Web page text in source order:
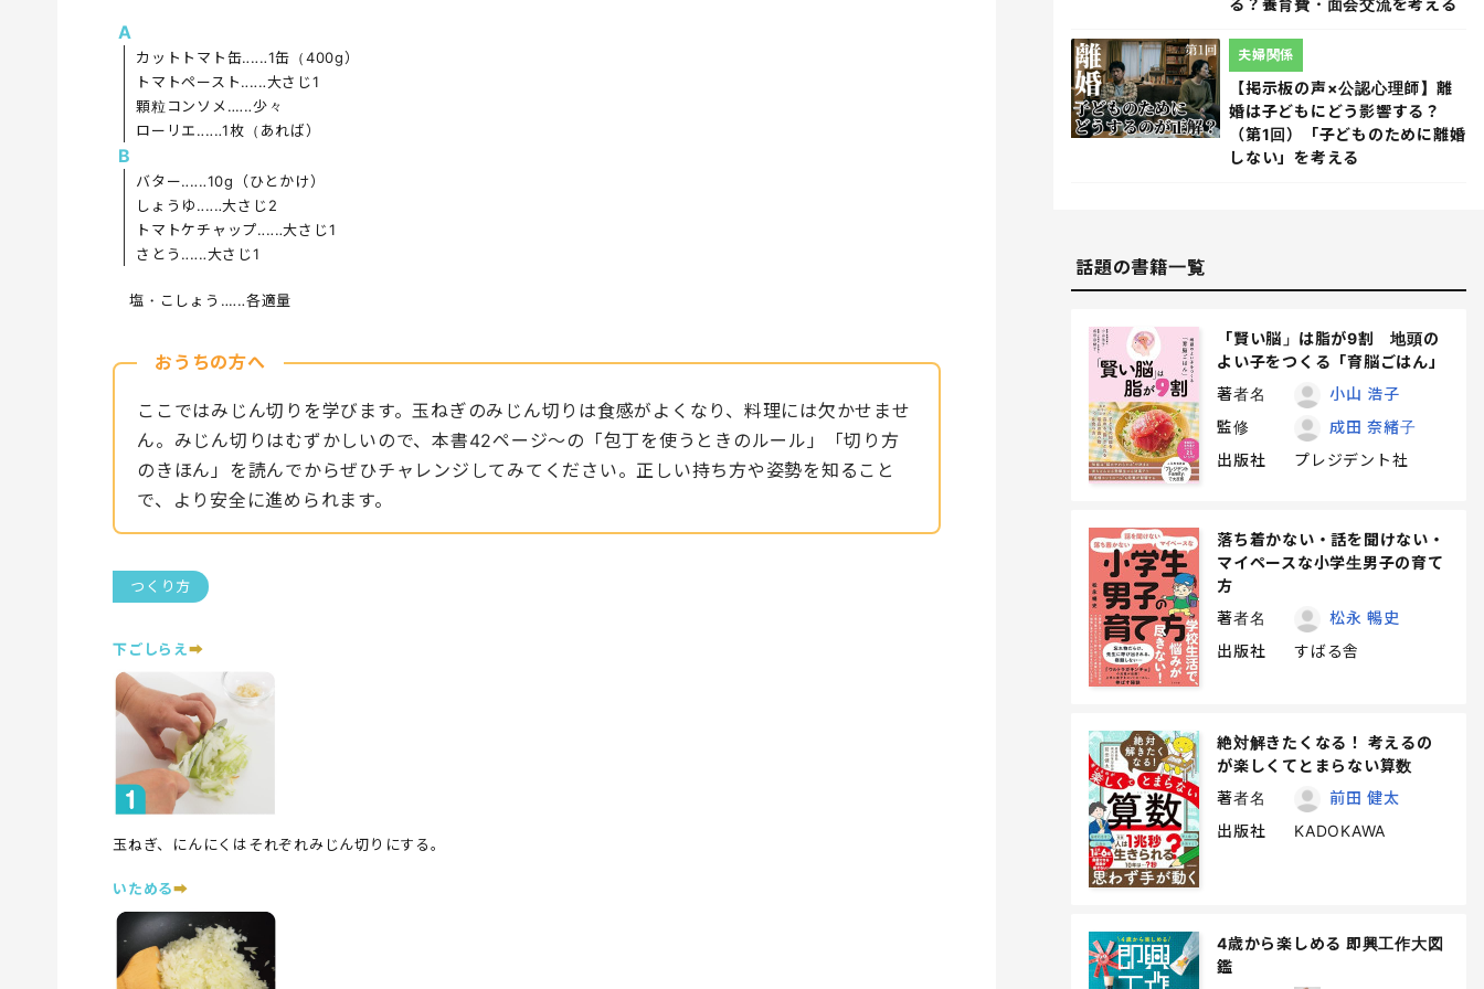
A
カットトマト缶‥‥‥1缶（400g）
トマトペースト‥‥‥大さじ1
顆粒コンソメ‥‥‥少々
ローリエ‥‥‥1枚（あれば）
B
バター‥‥‥10g（ひとかけ）
しょうゆ‥‥‥大さじ2
トマトケチャップ‥‥‥大さじ1
さとう‥‥‥大さじ1
塩・こしょう‥‥‥各適量
おうちの方へ
ここではみじん切りを学びます。玉ねぎのみじん切りは食感がよくなり、料理には欠かせませ
ん。みじん切りはむずかしいので、本書42ページ〜の「包丁を使うときのルール」「切り方
のきほん」を読んでからぜひチャレンジしてみてください。正しい持ち方や姿勢を知ること
で、より安全に進められます。
つくり方
下ごしらえ➡︎
玉ねぎ、にんにくはそれぞれみじん切りにする。
いためる➡︎
る？養育費・面会交流を考える
【掲示板の声×公認心理師】離
婚は子どもにどう影響する？
（第1回）「子どものために離婚
しない」を考える
夫婦関係
話題の書籍一覧
「賢い脳」は脂が9割 地頭の
よい子をつくる「育脳ごはん」
著者名
小山 浩子
監修
成田 奈緒子
出版社
プレジデント社
落ち着かない・話を聞けない・
マイペースな小学生男子の育て
方
著者名
松永 暢史
出版社
すばる舎
絶対解きたくなる！ 考えるの
が楽しくてとまらない算数
著者名
前田 健太
出版社
KADOKAWA
4歳から楽しめる 即興工作大図
鑑